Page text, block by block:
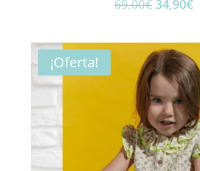
69,00€El
original
era:
69,00€.
34,90€El
¡Oferta!